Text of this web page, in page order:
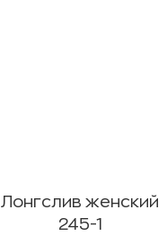
Лонгслив женский
245-1